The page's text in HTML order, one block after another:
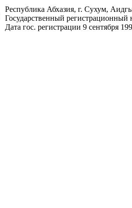
Республика Абхазия, г. Сухум,
Государственный регистрационный
Дата гос. регистрации 9 сентября